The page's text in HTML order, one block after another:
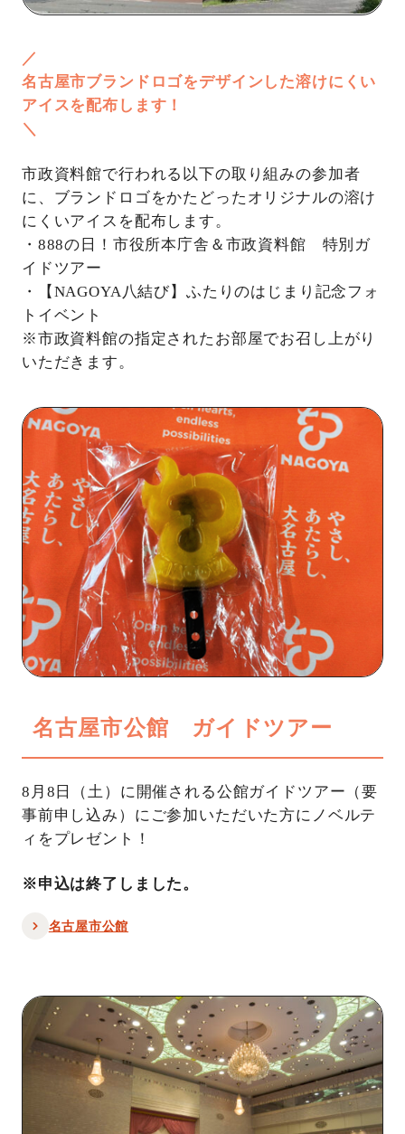
／
名古屋市ブランドロゴをデザインした溶けにくい
アイスを配布します！
＼
市政資料館で行われる以下の取り組みの参加者
に、ブランドロゴをかたどったオリジナルの溶け
にくいアイスを配布します。
・888の日！市役所本庁舎＆市政資料館 特別ガ
イドツアー
・【NAGOYA八結び】ふたりのはじまり記念フォ
トイベント
※市政資料館の指定されたお部屋でお召し上がり
いただきます。
名古屋市公館 ガイドツアー
8月8日（土）に開催される公館ガイドツアー（要
事前申し込み）にご参加いただいた方にノベルテ
ィをプレゼント！
※申込は終了しました。
名古屋市公館